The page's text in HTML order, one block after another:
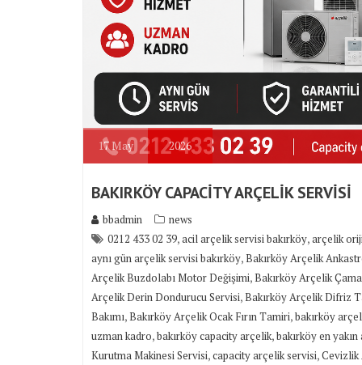
17May 2026
BAKIRKÖY CAPACİTY ARÇELİK SERVİSİ
bbadmin
news
0212 433 02 39,acil arçelik servisi bakırköy,arçelik
aynı gün arçelik servisi bakırköy,Bakırköy Arçelik
Arçelik Buzdolabı Motor Değişimi,Bakırköy Arçelik
Arçelik Derin Dondurucu Servisi,Bakırköy Arçelik Difriz
Bakımı,Bakırköy Arçelik Ocak Fırın Tamiri,bakırköy
uzman kadro,bakırköy capacity arçelik,bakırköy en
Kurutma Makinesi Servisi,capacity arçelik servisi,Cevizlik